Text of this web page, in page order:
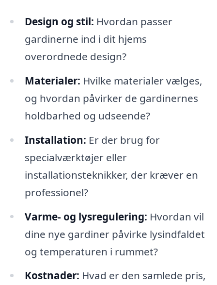
Design og stil: Hvordan passer
gardinerne ind i dit hjems
overordnede design?
Materialer: Hvilke materialer vælges,
og hvordan påvirker de gardinernes
holdbarhed og udseende?
Installation: Er der brug for
specialværktøjer eller
installationsteknikker, der kræver en
professionel?
Varme- og lysregulering: Hvordan vil
dine nye gardiner påvirke lysindfaldet
og temperaturen i rummet?
Kostnader: Hvad er den samlede pris,